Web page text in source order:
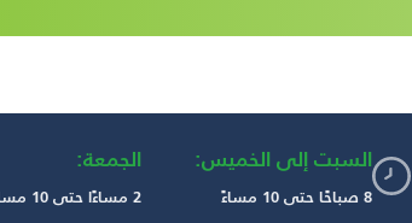
السبت إلى الخميس:
8 صباحًا حتى 10 مساءً
الجمعة:
2 مساءًا حتى 10 مساءً